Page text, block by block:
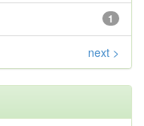
1
next >